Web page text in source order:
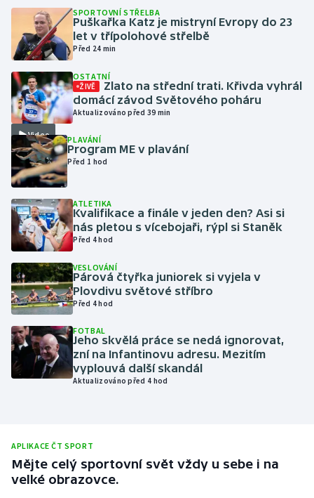
Golf
Gymnastika
Házená
Jezdectví
Judo
Krasobruslení
Lezení
Lyže a snowboard
Moderní pětiboj
Motorsport
Olympijské hry
Plážový volejbal
SPORTOVNÍ STŘELBA
Puškařka Katz je mistryní Evropy do 23
let v třípolohové střelbě
Před 24 min
Video
OSTATNÍ
ŽIVĚ
Zlato na střední trati. Křivda vyhrál
domácí závod Světového poháru
Aktualizováno před 39 min
PLAVÁNÍ
Program ME v plavání
Před 1 hod
ATLETIKA
Kvalifikace a finále v jeden den? Asi si
nás pletou s vícebojaři, rýpl si Staněk
Před 4 hod
VESLOVÁNÍ
Párová čtyřka juniorek si vyjela v
Plovdivu světové stříbro
Před 4 hod
FOTBAL
Jeho skvělá práce se nedá ignorovat,
zní na Infantinovu adresu. Mezitím
vyplouvá další skandál
Aktualizováno před 4 hod
APLIKACE ČT SPORT
Mějte celý sportovní svět vždy u sebe i na
velké obrazovce.